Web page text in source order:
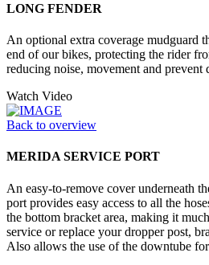
LONG FENDER
An optional extra coverage mudguard
end of our bikes, protecting the rider
reducing noise, movement and prevent
Watch Video
Back to overview
MERIDA SERVICE PORT
An easy-to-remove cover underneath
port provides easy access to all the
the bottom bracket area, making it
service or replace your dropper post,
Also allows the use of the downtube